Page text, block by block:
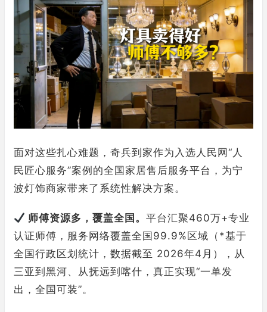
面对这些扎心难题，奇兵到家作为入选人民网“人
民匠心服务”案例的全国家居售后服务平台，为宁
波灯饰商家带来了系统性解决方案。
师傅资源多，覆盖全国。平台汇聚460万+专业
认证师傅，服务网络覆盖全国99.9%区域（*基于
全国行政区划统计，数据截至 2026年4月），从
三亚到黑河、从抚远到喀什，真正实现“一单发
出，全国可装”。